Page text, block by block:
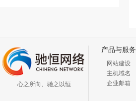
心之所向、驰之以恒
产品与服务
网站建设
主机域名
企业邮箱